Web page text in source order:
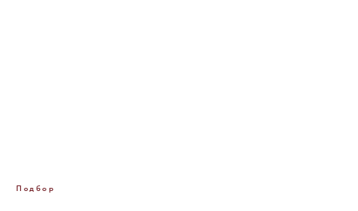
Подбор